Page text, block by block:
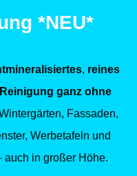
*NEU*
, reines
ganz ohne
Fassaden,
Werbetafeln und
auch in großer Höhe.